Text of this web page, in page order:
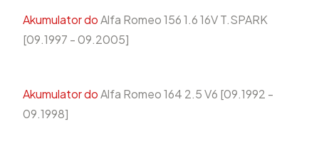
Akumulator doAlfa Romeo 156 1.6 16V T.SPARK
[09.1997 - 09.2005]
Akumulator doAlfa Romeo 164 2.5 V6 [09.1992 -
09.1998]